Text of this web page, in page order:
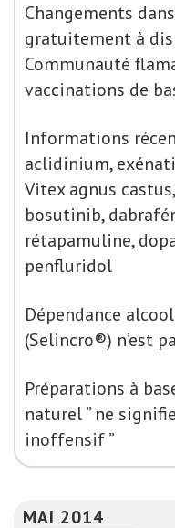
Changements
gratuitement à
Communauté
vaccinations de
Informations
aclidinium,
Vitex agnus
bosutinib,
rétapamuline,
penfluridol
Dépendance
(Selincro®) n’est
Préparations à
naturel ” ne
inoffensif ”
MAI 2014